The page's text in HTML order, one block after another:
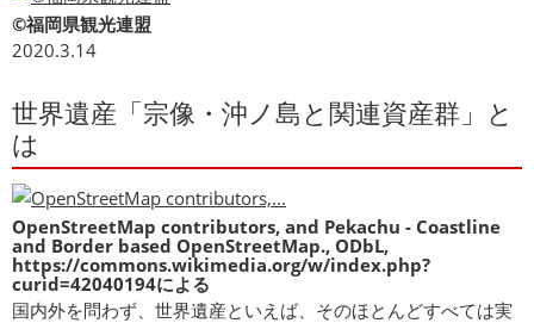
©福岡県観光連盟
2020.3.14
世界遺産「宗像・沖ノ島と関連資産群」と
は
OpenStreetMap contributors, and Pekachu - Coastline
and Border based OpenStreetMap., ODbL,
https://commons.wikimedia.org/w/index.php?
curid=42040194による
国内外を問わず、世界遺産といえば、そのほとんどすべては実